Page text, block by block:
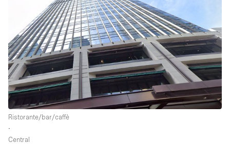
Ristorante/bar/caffè
∙
Central